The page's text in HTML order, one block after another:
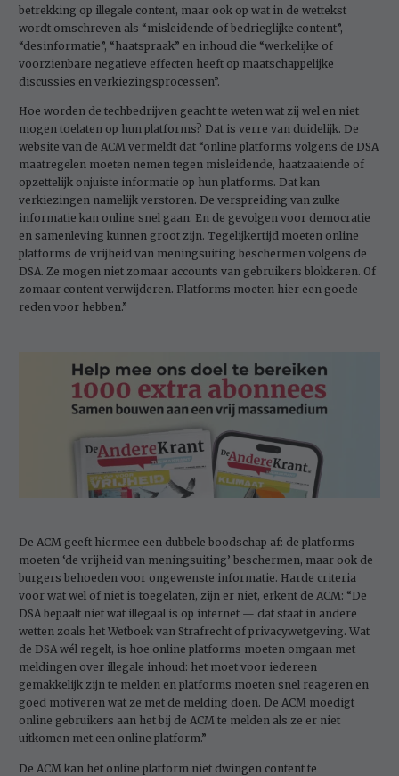
betrekking op illegale content, maar ook op wat in de wettekst
wordt omschreven als “misleidende of bedrieglijke content”,
“desinformatie”, “haatspraak” en inhoud die “werkelijke of
voorzienbare negatieve effecten heeft op maatschappelijke
discussies en verkiezingsprocessen”.
Hoe worden de techbedrijven geacht te weten wat zij wel en niet
mogen toelaten op hun platforms? Dat is verre van duidelijk. De
website van de ACM vermeldt dat “online platforms volgens de DSA
maatregelen moeten nemen tegen misleidende, haatzaaiende of
opzettelijk onjuiste informatie op hun platforms. Dat kan
verkiezingen namelijk verstoren. De verspreiding van zulke
informatie kan online snel gaan. En de gevolgen voor democratie
en samenleving kunnen groot zijn. Tegelijkertijd moeten online
platforms de vrijheid van meningsuiting beschermen volgens de
DSA. Ze mogen niet zomaar accounts van gebruikers blokkeren. Of
zomaar content verwijderen. Platforms moeten hier een goede
reden voor hebben.”
De ACM geeft hiermee een dubbele boodschap af: de platforms
moeten ‘de vrijheid van meningsuiting’ beschermen, maar ook de
burgers behoeden voor ongewenste informatie. Harde criteria
voor wat wel of niet is toegelaten, zijn er niet, erkent de ACM: “De
DSA bepaalt niet wat illegaal is op internet — dat staat in andere
wetten zoals het Wetboek van Strafrecht of privacywetgeving. Wat
de DSA wél regelt, is hoe ­online platforms moeten omgaan met
meldingen over illegale inhoud: het moet voor iedereen
gemakkelijk zijn te melden en platforms moeten snel ­reageren en
goed motiveren wat ze met de melding doen. De ACM moedigt
online gebruikers aan het bij de ACM te melden als ze er niet
uitkomen met een online platform.”
De ACM kan het online platform niet dwingen content te